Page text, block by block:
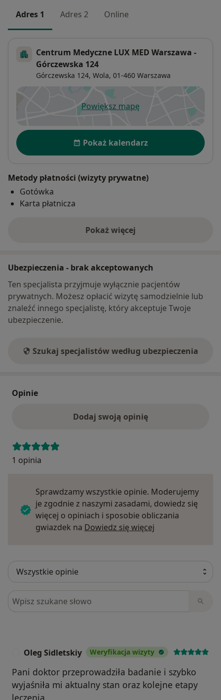
Adres 1 Adres 2 Online
Centrum Medyczne LUX MED Warszawa -
Górczewska 124
Górczewska 124, Wola, 01-460 Warszawa
Powiększ mapęotwiera się w nowej karcie
Dostępność
Pokaż kalendarz
Metody płatności (wizyty prywatne)
Gotówka
Karta płatnicza
Pokaż więcej
o adresie
Ubezpieczenia - brak akceptowanych
Ten specjalista przyjmuje wyłącznie pacjentów
prywatnych. Możesz opłacić wizytę samodzielnie lub
znaleźć innego specjalistę, który akceptuje Twoje
ubezpieczenie.
Szukaj specjalistów według ubezpieczenia
Opinie
Dodaj swoją opinię
1 opinia
Sprawdzamy wszystkie opinie. Moderujemy
je zgodnie z naszymi zasadami, dowiedz się
więcej o opiniach i sposobie obliczania
gwiazdek na Dowiedz się więcej
Szukaj w opiniach
Oleg Sidletskiy Weryfikacja wizyty
Pani doktor przeprowadziła badanie i szybko
wyjaśniła mi aktualny stan oraz kolejne etapy
leczenia